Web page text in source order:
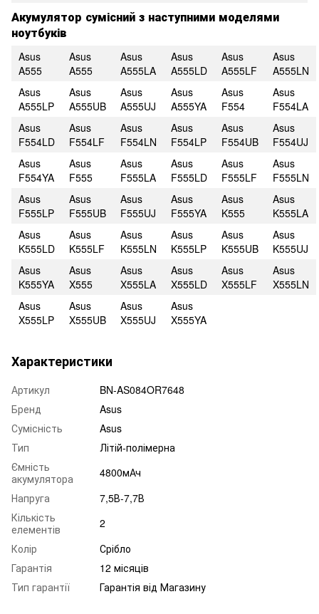
Акумулятор сумісний з наступними моделями
ноутбуків
Asus
A555
Asus
A555
Asus
A555LA
Asus
A555LD
Asus
A555LF
Asus
A555LN
Asus
A555LP
Asus
A555UB
Asus
A555UJ
Asus
A555YA
Asus
F554
Asus
F554LA
Asus
F554LD
Asus
F554LF
Asus
F554LN
Asus
F554LP
Asus
F554UB
Asus
F554UJ
Asus
F554YA
Asus
F555
Asus
F555LA
Asus
F555LD
Asus
F555LF
Asus
F555LN
Asus
F555LP
Asus
F555UB
Asus
F555UJ
Asus
F555YA
Asus
K555
Asus
K555LA
Asus
K555LD
Asus
K555LF
Asus
K555LN
Asus
K555LP
Asus
K555UB
Asus
K555UJ
Asus
K555YA
Asus
X555
Asus
X555LA
Asus
X555LD
Asus
X555LF
Asus
X555LN
Asus
X555LP
Asus
X555UB
Asus
X555UJ
Asus
X555YA
Характеристики
Артикул
BN-AS084OR7648
Бренд
Asus
Сумісність
Asus
Тип
Літій-полімерна
Ємність
акумулятора
4800мАч
Напруга
7,5В-7,7В
Кількість
елементів
2
Колір
Срібло
Гарантія
12 місяців
Тип гарантії
Гарантія від Магазину